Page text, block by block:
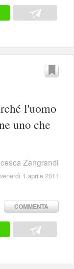
l'uomo
uno che
Zangrandi
1 aprile 2011
COMMENTA